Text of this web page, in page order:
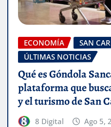
ECONOMÍA SAN
ÚLTIMAS NOTICIAS
Qué es Góndola
plataforma que
y el turismo de San
8 Digital Ago 5,